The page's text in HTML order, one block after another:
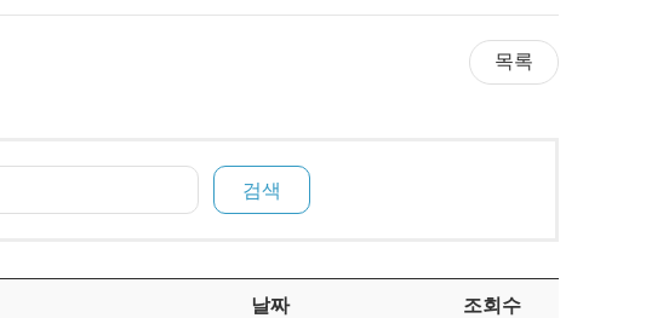
날짜 조회수